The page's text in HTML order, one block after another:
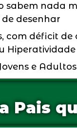
sabem nada
desenhar
com déficit de
Hiperatividade
e Adultos
Pais